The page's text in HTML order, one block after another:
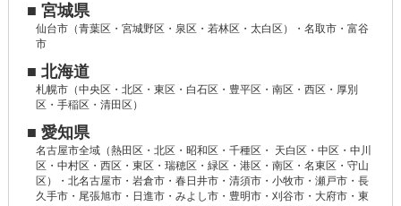
■ 宮城県
仙台市（青葉区・宮城野区・泉区・若林区・太白区）・名取市・富谷
市
■ 北海道
札幌市（中央区・北区・東区・白石区・豊平区・南区・西区・厚別
区・手稲区・清田区）
■ 愛知県
名古屋市全域（熱田区・北区・昭和区・千種区・ 天白区・中区・中川
区・中村区・西区・東区・瑞穂区・緑区・港区・南区・名東区・守山
区）・北名古屋市・岩倉市・春日井市・清須市・小牧市・瀬戸市・長
久手市・尾張旭市・日進市・みよし市・豊明市・刈谷市・大府市・東